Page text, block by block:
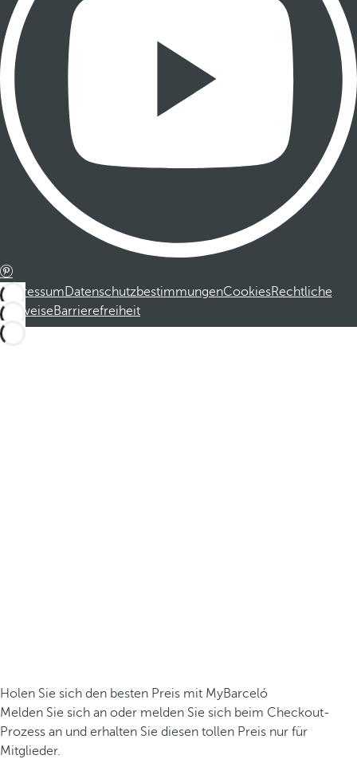
ImpressumDatenschutzbestimmungenCookiesRechtliche
HinweiseBarrierefreiheit
Holen Sie sich den besten Preis mit MyBarceló
Melden Sie sich an oder melden Sie sich beim Checkout-
Prozess an und erhalten Sie diesen tollen Preis nur für
Mitglieder.